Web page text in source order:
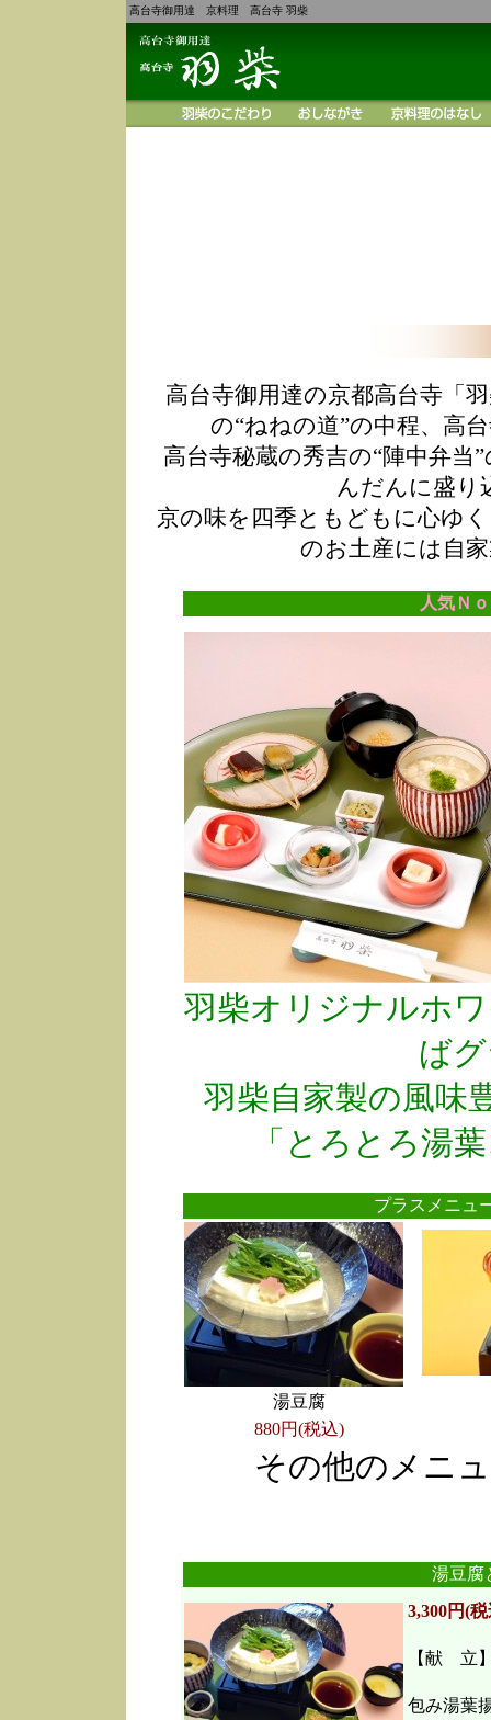
高台寺御用達 京料理 高台寺 羽柴
高台寺御用達の京都高台寺「
の“ねねの道”の中程、高
高台寺秘蔵の秀吉の“陣中弁
んだんに盛り
京の味を四季ともどもに心ゆ
のお土産には自
人気Ｎ
羽柴オリジナルホ
ば
羽柴自家製の風味
「とろとろ湯
プラスメニ
湯豆腐
880円(税込)
その他のメニ
湯豆腐
3,300円(
【献 立
包み湯葉